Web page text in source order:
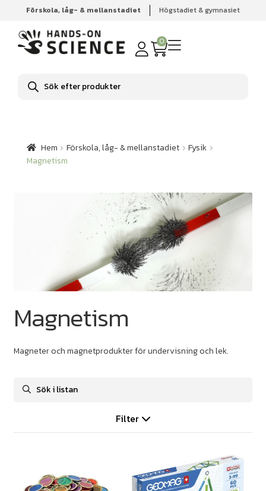
Förskola, låg- & mellanstadiet Högstadiet & gymnasiet
0
Produktsökning
Hem Förskola, låg- & mellanstadiet Fysik Magnetism
Hem Förskola, låg- & mellanstadiet
Fysik
Magnetism
Magnetism
Magneter och magnetprodukter för undervisning och lek.
Filter